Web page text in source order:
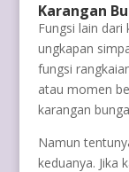
Karangan
Fungsi lain dari
ungkapan
fungsi
atau momen
karangan
Namun
keduanya. Jika